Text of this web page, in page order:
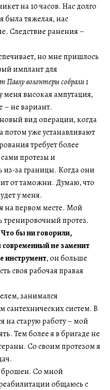
на 10 часов. Нас долго
была тяжелая, нас
Следствие ранения –
но мне пришлось
имплант для
Павлу волонтеры собрали 1
меня высокая ампутация,
– не вариант.
вид операции, когда
потом уже устанавливают
требует более
протезы и
за границы. Когда они
от таможни. Думаю, что
у меня.
на первом месте. Мой
тренировочный протез.
Что бы ни говорили,
не заменит
инструмент, он больше
своя рабочая правая
занимался
систем. В
на старую работу – мой
Тем более я в бригаде не
Со своим протезом я
брошен. Со мной
общаюсь с